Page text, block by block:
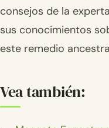
consejos de la
sus conocimientos
este remedio
Vea también: